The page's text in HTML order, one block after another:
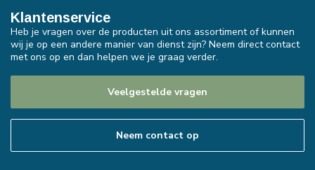
Klantenservice
Heb je vragen over de producten uit ons assortiment of kunnen
wij je op een andere manier van dienst zijn? Neem direct contact
met ons op en dan helpen we je graag verder.
Veelgestelde vragen
Neem contact op